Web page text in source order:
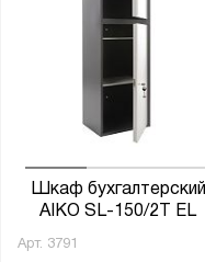
Шкаф бухгалтерский
AIKO SL-150/2Т EL
Арт. 3791